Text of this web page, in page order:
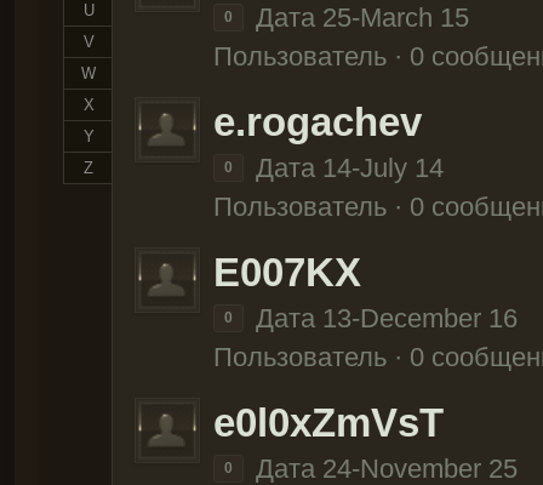
U
V
W
X
Y
Z
0
Дата 25-March 15
Пользователь · 0
e.rogachev
0
Дата 14-July 14
Пользователь · 0
E007KX
0
Дата 13-December 16
Пользователь · 0
e0l0xZmVsT
0
Дата 24-November 25